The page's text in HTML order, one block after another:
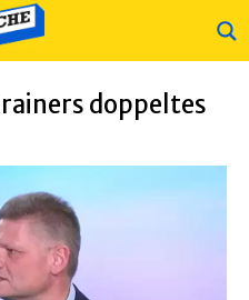
doppeltes